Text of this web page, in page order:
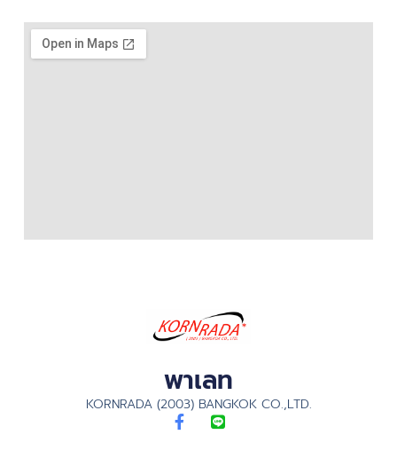
พาเลท
KORNRADA (2003) BANGKOK CO.,LTD.